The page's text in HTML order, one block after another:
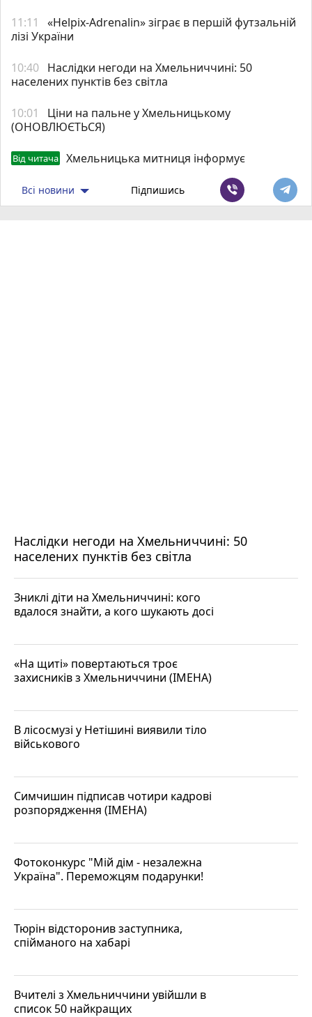
11:11
«Helpix-Adrenalin» зіграє в першій футзальній
лізі України
10:40 Наслідки негоди на Хмельниччині: 50
населених пунктів без світла
10:01
Ціни на пальне у Хмельницькому
(ОНОВЛЮЄТЬСЯ)
Від читача Хмельницька митниця інформує
Всі новини Підпишись
Наслідки негоди на Хмельниччині: 50
населених пунктів без світла
Зниклі діти на Хмельниччині: кого
вдалося знайти, а кого шукають досі
«На щиті» повертаються троє
захисників з Хмельниччини (ІМЕНА)
В лісосмузі у Нетішині виявили тіло
військового
Симчишин підписав чотири кадрові
розпорядження (ІМЕНА)
Фотоконкурс "Мій дім - незалежна
Україна". Переможцям подарунки!
Тюрін відсторонив заступника,
спійманого на хабарі
Вчителі з Хмельниччини увійшли в
список 50 найкращих